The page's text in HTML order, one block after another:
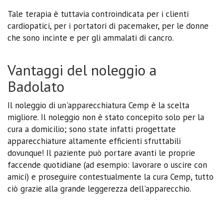
Tale terapia è tuttavia controindicata per i clienti
cardiopatici, per i portatori di pacemaker, per le donne
che sono incinte e per gli ammalati di cancro.
Vantaggi del noleggio a
Badolato
Il noleggio di un'apparecchiatura Cemp è la scelta
migliore. Il noleggio non è stato concepito solo per la
cura a domicilio; sono state infatti progettate
apparecchiature altamente efficienti sfruttabili
dovunque! Il paziente può portare avanti le proprie
faccende quotidiane (ad esempio: lavorare o uscire con
amici) e proseguire contestualmente la cura Cemp, tutto
ciò grazie alla grande leggerezza dell'apparecchio.